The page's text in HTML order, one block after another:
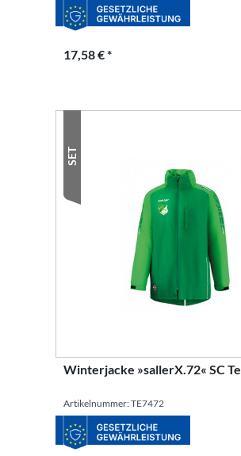
17,58 € *
SET
Winterjacke »sallerX.72« SC
Artikelnummer: TE7472